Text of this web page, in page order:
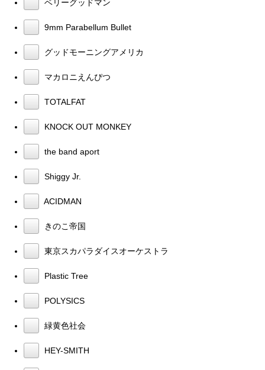
ベリーグッドマン
9mm Parabellum Bullet
グッドモーニングアメリカ
マカロニえんぴつ
TOTALFAT
KNOCK OUT MONKEY
the band aport
Shiggy Jr.
ACIDMAN
きのこ帝国
東京スカパラダイスオーケストラ
Plastic Tree
POLYSICS
緑黄色社会
HEY-SMITH